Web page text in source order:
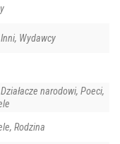
Wydawcy
narodowi, Poeci,
Rodzina